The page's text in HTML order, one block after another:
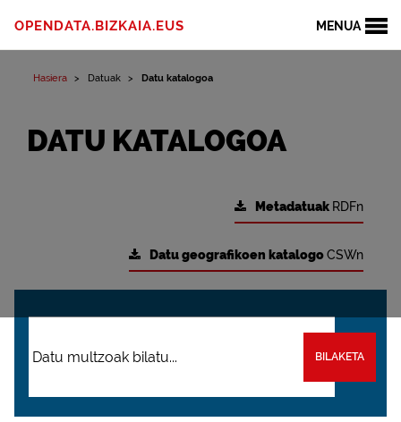
MENUA
OPENDATA.BIZKAIA.EUS
Hasiera Datuak Datu katalogoa
DATU KATALOGOA
Metadatuak RDFn
Datu geografikoen katalogoCSWn
BILAKETA